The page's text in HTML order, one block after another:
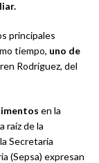
principales
tiempo, uno de
Rodríguez, del
en la
raíz de la
Secretaría
(Sepsa) expresan